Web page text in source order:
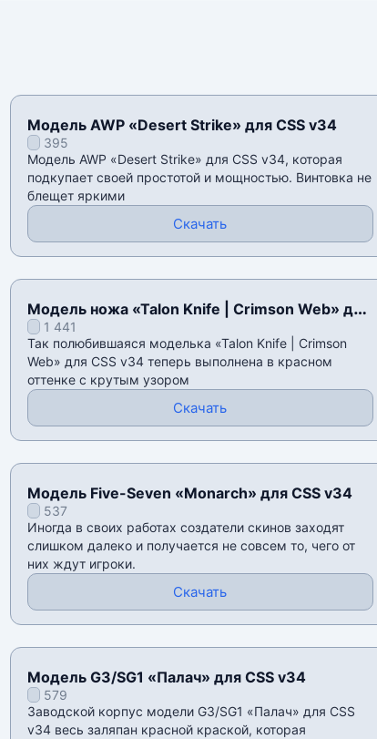
Модель AWP «Desert Strike» для CSS v34
395
Модель AWP «Desert Strike» для CSS v34, которая
подкупает своей простотой и мощностью. Винтовка не
блещет яркими
Скачать
Модель ножа «Talon Knife | Crimson Web» для
CSS v34
1 441
Так полюбившаяся моделька «Talon Knife | Crimson
Web» для CSS v34 теперь выполнена в красном
оттенке с крутым узором
Скачать
Модель Five-Seven «Monarch» для CSS v34
537
Иногда в своих работах создатели скинов заходят
слишком далеко и получается не совсем то, чего от
них ждут игроки.
Скачать
Модель G3/SG1 «Палач» для CSS v34
579
Заводской корпус модели G3/SG1 «Палач» для CSS
v34 весь заляпан красной краской, которая